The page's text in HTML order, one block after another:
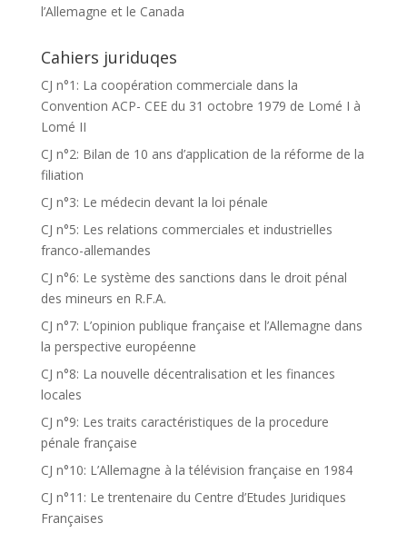
l’Allemagne et le Canada
Cahiers juriduqes
CJ n°1: La coopération commerciale dans la
Convention ACP- CEE du 31 octobre 1979 de Lomé I à
Lomé II
CJ n°2: Bilan de 10 ans d’application de la réforme de la
filiation
CJ n°3: Le médecin devant la loi pénale
CJ n°5: Les relations commerciales et industrielles
franco-allemandes
CJ n°6: Le système des sanctions dans le droit pénal
des mineurs en R.F.A.
CJ n°7: L’opinion publique française et l’Allemagne dans
la perspective européenne
CJ n°8: La nouvelle décentralisation et les finances
locales
CJ n°9: Les traits caractéristiques de la procedure
pénale française
CJ n°10: L’Allemagne à la télévision française en 1984
CJ n°11: Le trentenaire du Centre d’Etudes Juridiques
Françaises